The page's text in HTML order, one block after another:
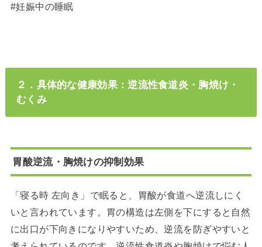
#妊娠中の睡眠
２．具体的な健康効果：逆流性食道炎・胸焼け・
むくみ
胃酸逆流・胸焼けの抑制効果
「寝る時 左向き」で眠ると、胃酸が食道へ逆流しにく
いと言われています。胃の構造は左側を下にすると自然
に出口が下向きになりやすいため、逆流を防ぎやすいと